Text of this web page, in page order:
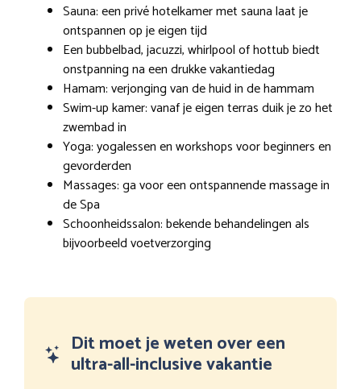
Sauna: een privé hotelkamer met sauna laat je
ontspannen op je eigen tijd
Een bubbelbad, jacuzzi, whirlpool of hottub biedt
onstpanning na een drukke vakantiedag
Hamam: verjonging van de huid in de hammam
Swim-up kamer: vanaf je eigen terras duik je zo het
zwembad in
Yoga: yogalessen en workshops voor beginners en
gevorderden
Massages: ga voor een ontspannende massage in
de Spa
Schoonheidssalon: bekende behandelingen als
bijvoorbeeld voetverzorging
Dit moet je weten over een
ultra-all-inclusive vakantie